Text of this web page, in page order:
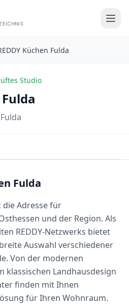
Küchen Fulda
Studio
Fulda
die Adresse für
und der Region. Als
REDDY-Netzwerks bietet
Auswahl verschiedener
Von der modernen
klassischen Landhausdesign
finden mit Ihnen
für Ihren Wohnraum.